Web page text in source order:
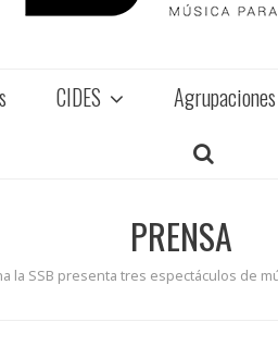
CIDES Agrupaciones
PRENSA
la SSB presenta tres espectáculos de